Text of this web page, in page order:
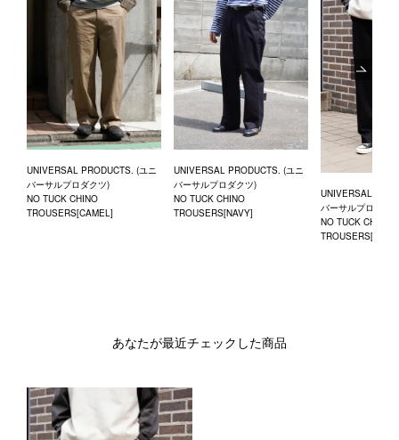
UNIVERSAL PRODUCTS. (ユニ
バーサルプロダクツ)
NO TUCK CHINO
TROUSERS[CAMEL]
UNIVERSAL PRODUCTS. (ユニ
バーサルプロダクツ)
NO TUCK CHINO
TROUSERS[NAVY]
UNIVERSAL
バーサルプロダク
NO TUCK CHINO
あなたが最近チェックした商品